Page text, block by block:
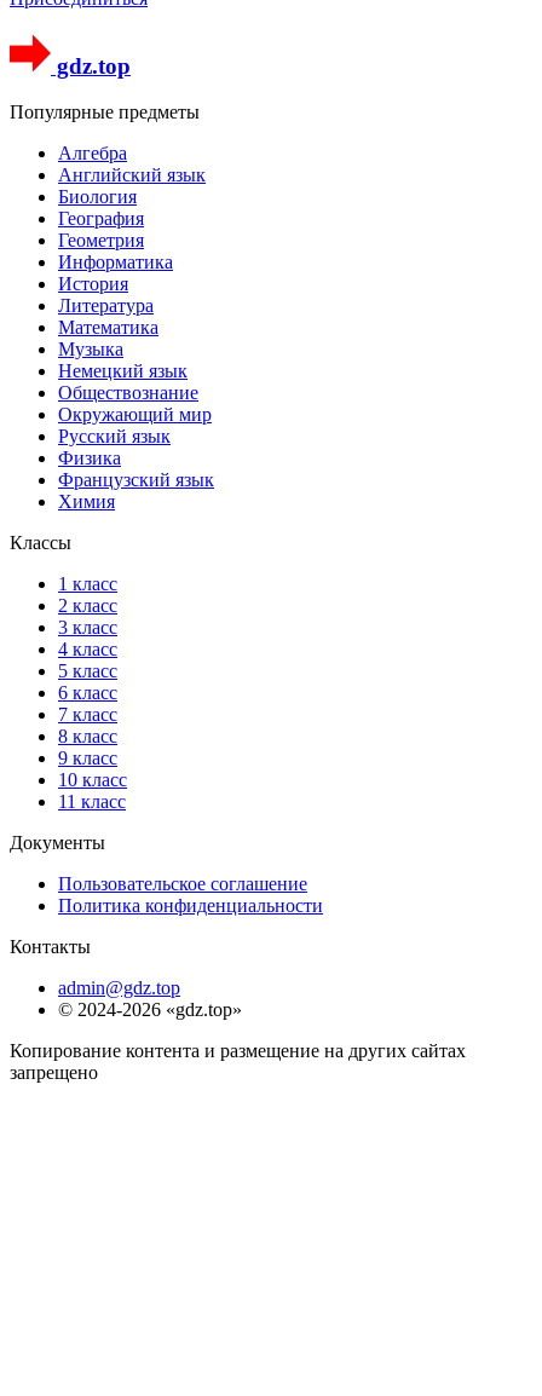
gdz.top
Популярные предметы
Алгебра
Английский язык
Биология
География
Геометрия
Информатика
История
Литература
Математика
Музыка
Немецкий язык
Обществознание
Окружающий мир
Русский язык
Физика
Французский язык
Химия
Классы
1 класс
2 класс
3 класс
4 класс
5 класс
6 класс
7 класс
8 класс
9 класс
10 класс
11 класс
Документы
Пользовательское соглашение
Политика конфиденциальности
Контакты
admin@gdz.top
© 2024-2026 «gdz.top»
Копирование контента и размещение на других сайтах
запрещено